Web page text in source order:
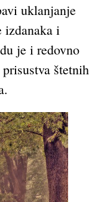
uklanjanje
izdanaka i
je i redovno
štetnih